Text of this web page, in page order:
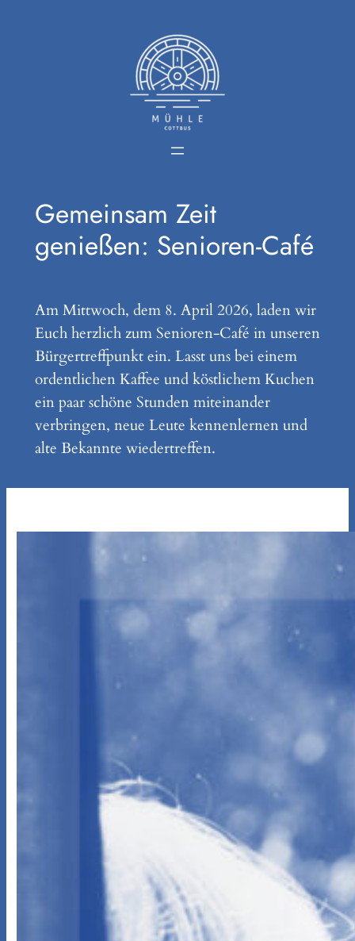
Gemeinsam Zeit
genießen: Senioren-Café
Am Mittwoch, dem 8. April 2026, laden wir
Euch herzlich zum Senioren-Café in unseren
Bürgertreffpunkt ein. Lasst uns bei einem
ordentlichen Kaffee und köstlichem Kuchen
ein paar schöne Stunden miteinander
verbringen, neue Leute kennenlernen und
alte Bekannte wiedertreffen.